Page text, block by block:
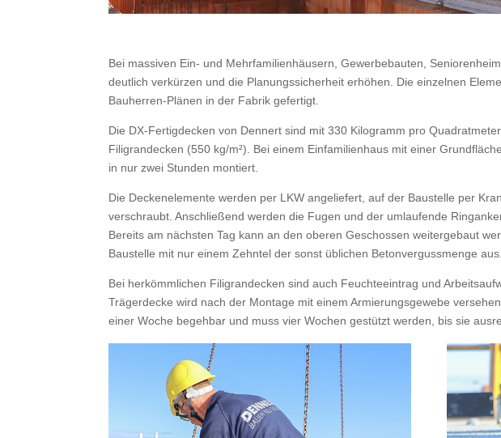
Bei massiven Ein- und Mehrfamilienhäusern, Gewerbebauten,
deutlich verkürzen und die Planungssicherheit erhöhen. Die einzelnen
Bauherren-Plänen in der Fabrik gefertigt.
Die DX-Fertigdecken von Dennert sind mit 330 Kilogramm pro
Filigrandecken (550 kg/m²). Bei einem Einfamilienhaus mit einer
in nur zwei Stunden montiert.
Die Deckenelemente werden per LKW angeliefert, auf der Baustelle per
verschraubt. Anschließend werden die Fugen und der umlaufende
Bereits am nächsten Tag kann an den oberen Geschossen weitergebaut
Baustelle mit nur einem Zehntel der sonst üblichen Betonvergussmenge aus.
Bei herkömmlichen Filigrandecken sind auch Feuchteeintrag und
Trägerdecke wird nach der Montage mit einem Armierungsgewebe
einer Woche begehbar und muss vier Wochen gestützt werden, bis sie